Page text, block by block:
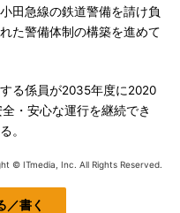
田急線の鉄道警備を請け負
た警備体制の構築を進めて
る係員が2035年度に2020
・安心な運行を継続でき
。
© ITmedia, Inc. All Rights Reserved.
／書く